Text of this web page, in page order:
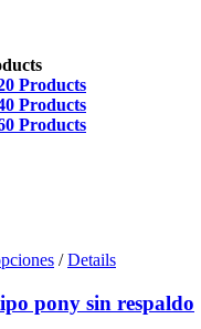
Products
Products
Products
/ Details
pony sin respaldo